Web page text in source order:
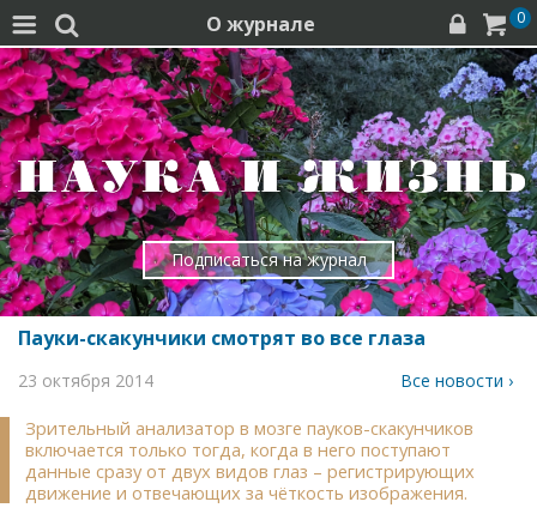
  О журнале   0
Подписаться на журнал
Пауки-скакунчики смотрят во все глаза
23 октября 2014 Все новости ›
Зрительный анализатор в мозге пауков-скакунчиков
включается только тогда, когда в него поступают
данные сразу от двух видов глаз – регистрирующих
движение и отвечающих за чёткость изображения.